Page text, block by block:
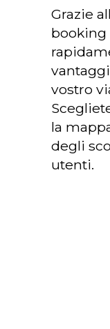
Grazie
booking
vostro
la
degli
utenti.